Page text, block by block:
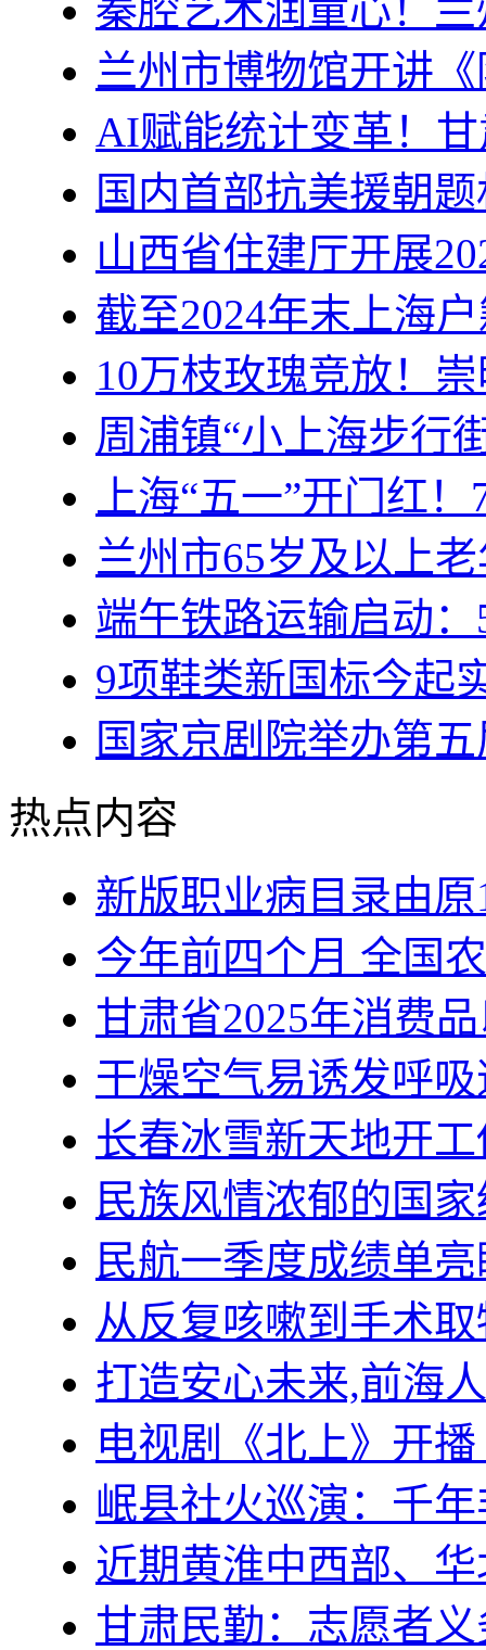
秦腔艺术润童心！
兰州市博物馆开讲
AI赋能统计变革！
国内首部抗美援朝
山西省住建厅开展
截至2024年末上海
10万枝玫瑰竞放！
周浦镇“小上海步行
上海“五一”开门红
兰州市65岁及以上
端午铁路运输启动：
9项鞋类新国标今起
国家京剧院举办第
热点内容
新版职业病目录由原
今年前四个月 全国
甘肃省2025年消费
干燥空气易诱发呼
长春冰雪新天地开
民族风情浓郁的国
民航一季度成绩单
从反复咳嗽到手术
打造安心未来,前海
电视剧《北上》开
岷县社火巡演：千
近期黄淮中西部、
甘肃民勤：志愿者